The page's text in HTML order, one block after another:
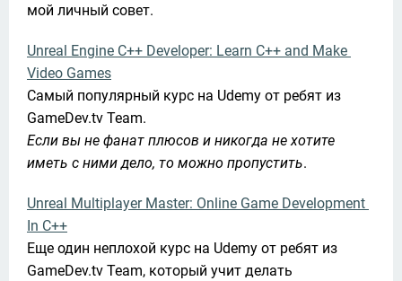
мой личный совет.
Unreal Engine C++ Developer: Learn C++ and Make
Video Games
Самый популярный курс на Udemy от ребят из
Если вы не фанат плюсов и никогда не хотите
иметь с ними дело, то можно пропустить.
Unreal Multiplayer Master: Online Game Development
In C++
Еще один неплохой курс на Udemy от ребят из
GameDev.tv Team, который учит делать